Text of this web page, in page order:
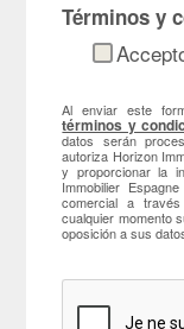
Términos y
Al enviar este
términos y
datos serán
autoriza Horizon
y proporcionar la
Immobilier
comercial a
cualquier momento
oposición a sus